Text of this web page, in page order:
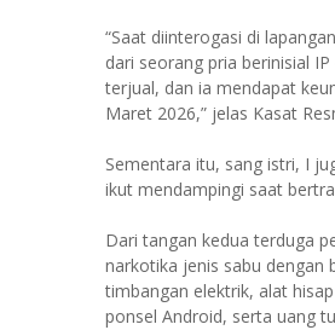
“Saat diinterogasi di
dari seorang pria berinisial
terjual, dan ia mendapat
Maret 2026,” jelas Kasat
Sementara itu, sang istri, I
ikut mendampingi saat
Dari tangan kedua terduga
narkotika jenis sabu dengan
timbangan elektrik, alat
ponsel Android, serta uang